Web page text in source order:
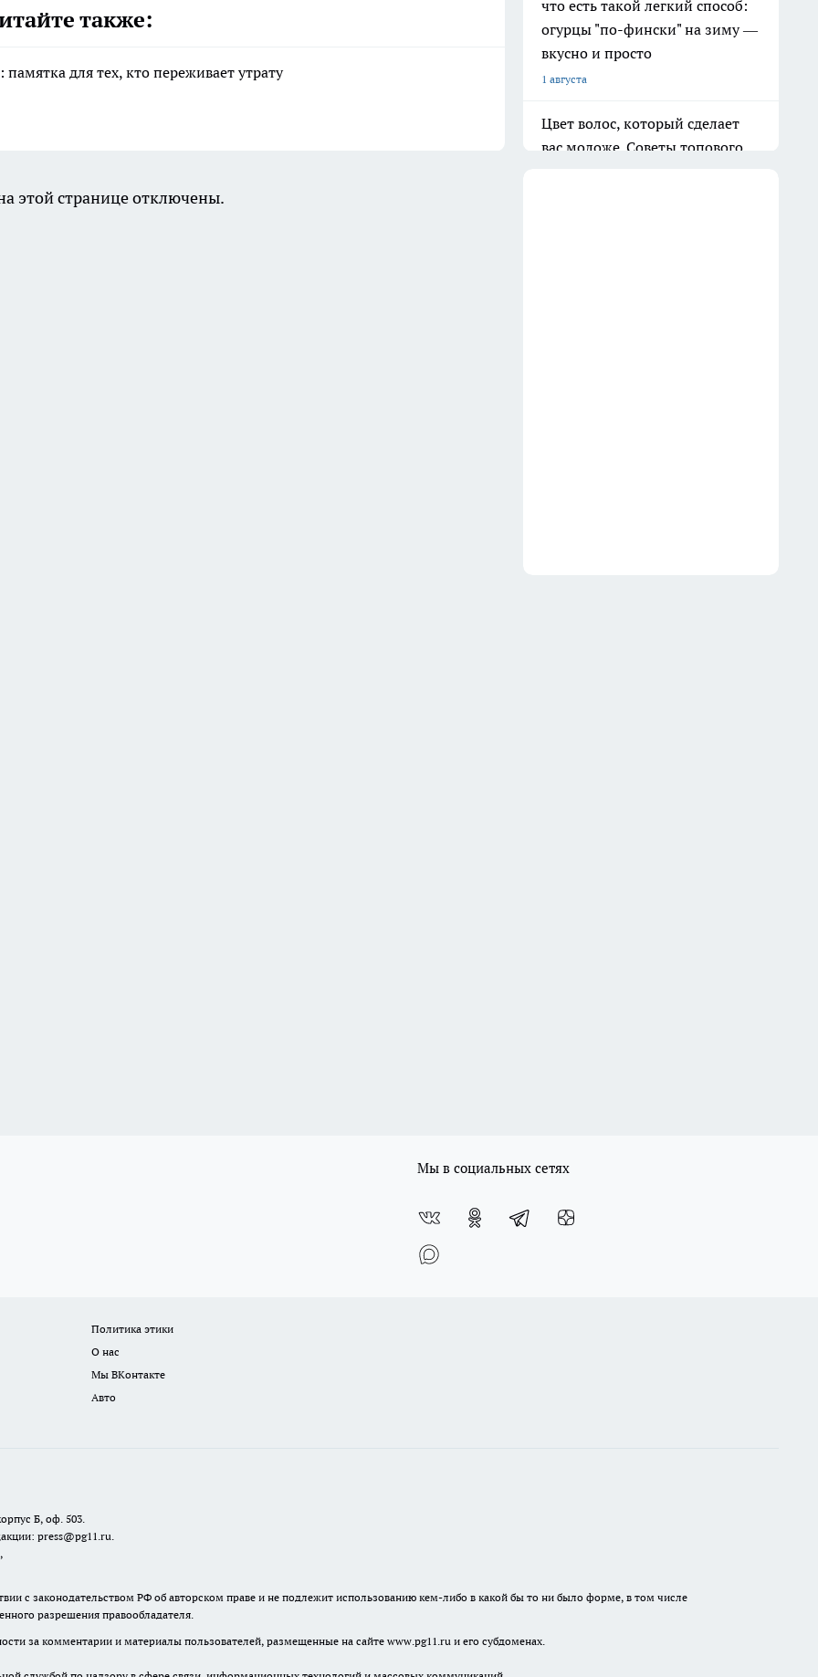
также:
для тех, кто переживает утрату
что есть такой легкий способ:
огурцы "по-фински" на зиму —
вкусно и просто
1 августа
Цвет волос, который сделает
вас моложе. Советы топового
этой странице отключены.
Мы в социальных сетях
Политика этики
О нас
Мы ВКонтакте
Авто
Б, оф. 503.
press@pg11.ru.
с законодательством РФ об авторском праве и не подлежит использованию кем-либо в какой бы то ни было форме, в том числе
разрешения правообладателя.
за комментарии и материалы пользователей, размещенные на сайте www.pg11.ru и его субдоменах.